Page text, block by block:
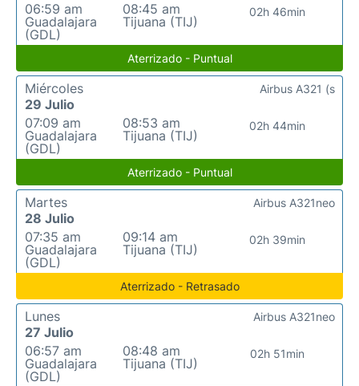
06:59 am
Guadalajara
(GDL)
08:45 am
Tijuana (TIJ)
02h 46min
Aterrizado - Puntual
Miércoles
29 Julio
07:09 am
Guadalajara
(GDL)
08:53 am
Tijuana (TIJ)
02h 44min
Airbus A321 (s
Aterrizado - Puntual
Martes
28 Julio
07:35 am
Guadalajara
(GDL)
09:14 am
Tijuana (TIJ)
02h 39min
Airbus A321neo
Aterrizado - Retrasado
Lunes
27 Julio
06:57 am
Guadalajara
(GDL)
08:48 am
Tijuana (TIJ)
02h 51min
Airbus A321neo